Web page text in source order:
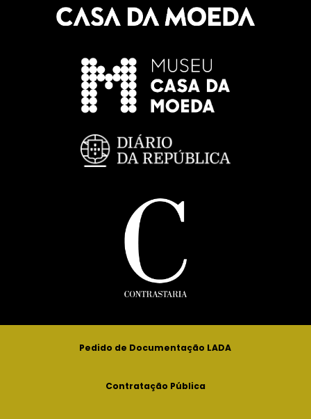
Pedido de Documentação LADA
Contratação Pública